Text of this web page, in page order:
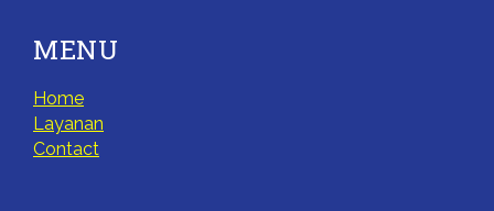
MENU
Home
Layanan
Contact